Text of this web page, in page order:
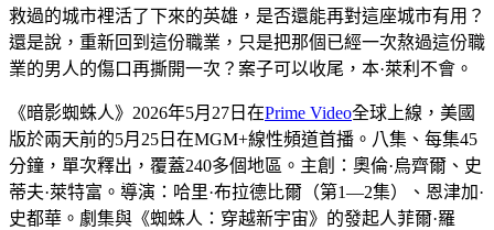
救過的城市裡活了下來的英雄，是否還能再對這座城市有用？
還是說，重新回到這份職業，只是把那個已經一次熬過這份職
業的男人的傷口再撕開一次？案子可以收尾，本·萊利不會。
《暗影蜘蛛人》2026年5月27日在Prime Video全球上線，美國
版於兩天前的5月25日在MGM+線性頻道首播。八集、每集45
分鐘，單次釋出，覆蓋240多個地區。主創：奧倫·烏齊爾、史
蒂夫·萊特富。導演：哈里·布拉德比爾（第1—2集）、恩津加·
史都華。劇集與《蜘蛛人：穿越新宇宙》的發起人菲爾·羅